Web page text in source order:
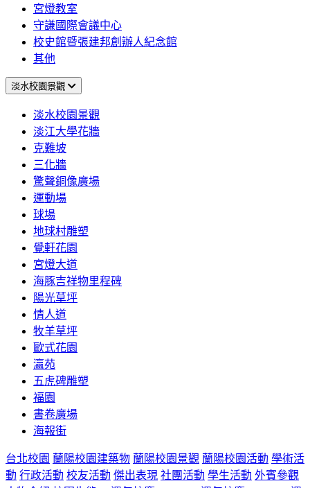
宮燈教室
守謙國際會議中心
校史館暨張建邦創辦人紀念館
其他
淡水校園景觀
淡水校園景觀
淡江大學花牆
克難坡
三化牆
驚聲銅像廣場
運動場
球場
地球村雕塑
覺軒花園
宮燈大道
海豚吉祥物里程碑
陽光草坪
情人道
牧羊草坪
歐式花園
瀛苑
五虎碑雕塑
福園
書卷廣場
海報街
台北校園 蘭陽校園建築物 蘭陽校園景觀 蘭陽校園活動 學術活
動 行政活動 校友活動 傑出表現 社團活動 學生活動 外賓參觀